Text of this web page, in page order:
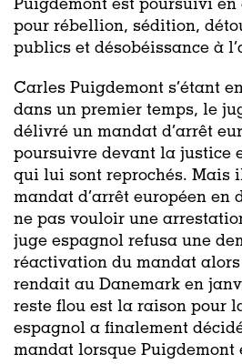
Puigdemont est poursuivi en
pour rébellion, sédition,
publics et désobéissance à
Carles Puigdemont s’étant
dans un premier temps, le
délivré un mandat d’arrêt
poursuivre devant la justice
qui lui sont reprochés. Mais
mandat d’arrêt européen en
ne pas vouloir une
juge espagnol refusa une
réactivation du mandat
rendait au Danemark en
reste flou est la raison pour
espagnol a finalement
mandat lorsque Puigdemont